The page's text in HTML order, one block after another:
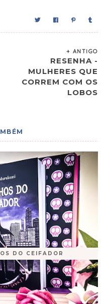
+ ANTIGO
RESENHA -
MULHERES QUE
CORREM COM OS
LOBOS
DO CEIFADOR